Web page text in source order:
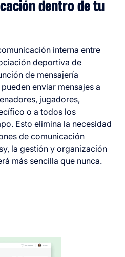
dentro de tu
interna entre
deportiva de
de mensajería
enviar mensajes a
jugadores,
o a todos los
Esto elimina la necesidad
de comunicación
la gestión y organización
más sencilla que nunca.